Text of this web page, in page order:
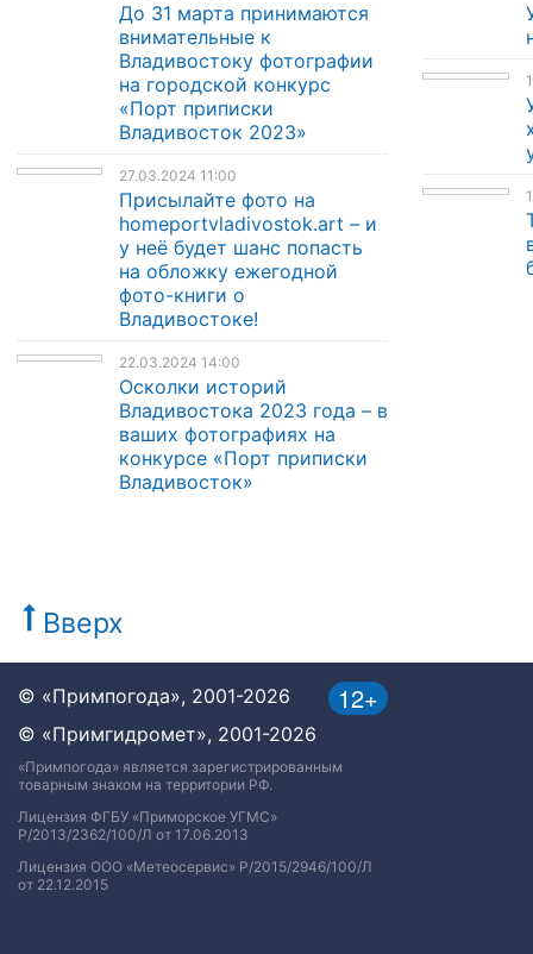
До 31 марта принимаются
внимательные к
Владивостоку фотографии
на городской конкурс
«Порт приписки
Владивосток 2023»
27.03.2024 11:00
Присылайте фото на
homeportvladivostok.art – и
у неё будет шанс попасть
на обложку ежегодной
фото-книги о
Владивостоке!
22.03.2024 14:00
Осколки историй
Владивостока 2023 года – в
ваших фотографиях на
конкурсе «Порт приписки
Владивосток»
Вверх
12+
© «Примпогода», 2001-2026
© «Примгидромет», 2001-2026
«Примпогода» является зарегистрированным
товарным знаком на территории РФ.
Лицензия ФГБУ «Приморское УГМС»
Р/2013/2362/100/Л от 17.06.2013
Лицензия ООО «Метеосервис» Р/2015/2946/100/Л
от 22.12.2015